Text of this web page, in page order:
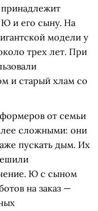
и его сыну. На
модели у
трех лет. При
и старый хлам со
от семьи
сложными: они
пускать дым. Их
Ю с сыном
на заказ —